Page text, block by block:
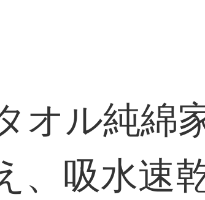
オル純綿
、吸水速